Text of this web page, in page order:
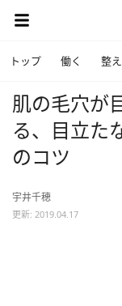
トップ 働く 整
肌の毛穴が
る、目立た
のコツ
宇井千穂
更新: 2019.04.17